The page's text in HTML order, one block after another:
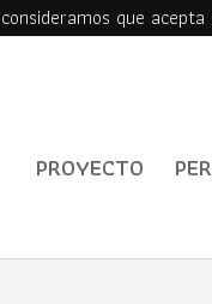
que acepta
PROYECTO